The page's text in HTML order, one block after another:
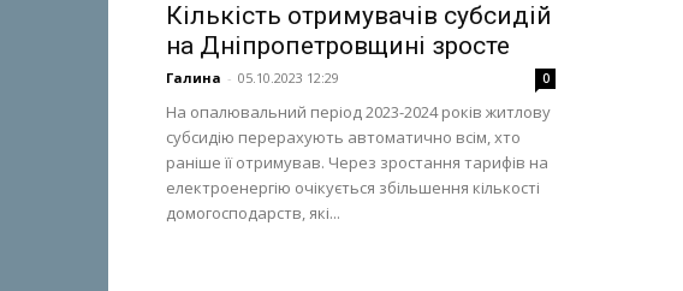
Кількість отримувачів субсидій
на Дніпропетровщині зросте
Галина - 05.10.2023 12:29 0
На опалювальний період 2023-2024 років житлову
субсидію перерахують автоматично всім, хто
раніше її отримував. Через зростання тарифів на
електроенергію очікується збільшення кількості
домогосподарств, які...